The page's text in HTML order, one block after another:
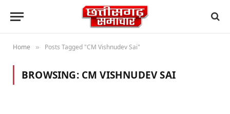
Home » Posts Tagged "CM Vishnudev Sai"
BROWSING: CM VISHNUDEV SAI